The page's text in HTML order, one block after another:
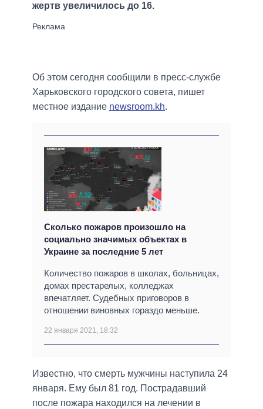
жертв увеличилось до 16.
Об этом сегодня сообщили в пресс-службе
Харьковского городского совета, пишет
местное издание newsroom.kh.
Сколько пожаров произошло на
социально значимых объектах в
Украине за последние 5 лет
Количество пожаров в школах, больницах,
домах престарелых, колледжах
впечатляет. Судебных приговоров в
отношении виновных гораздо меньше.
22 января 2021, 18:32
Известно, что смерть мужчины наступила 24
января. Ему был 81 год. Пострадавший
после пожара находился на лечении в